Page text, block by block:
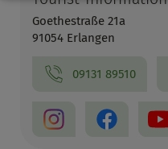
Goethestraße 21a
91054 Erlangen
09131 89510